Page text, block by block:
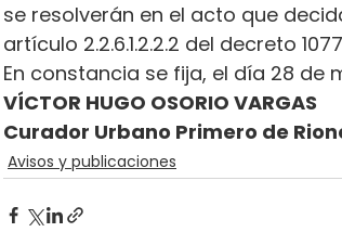
se resolverán en el acto que
artículo 2.2.6.1.2.2.2 del decreto
En constancia se fija, el día 28 de
VÍCTOR HUGO OSORIO VARGAS
Curador Urbano Primero de
Avisos y publicaciones